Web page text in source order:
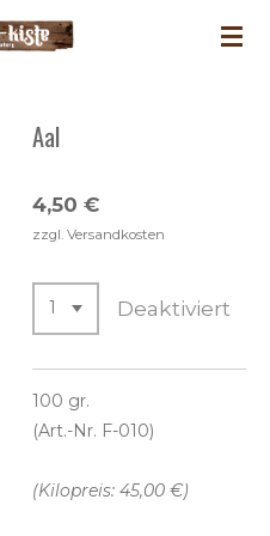
Aal
4,50 €
zzgl. Versandkosten
Deaktiviert
100 gr.
(Art.-Nr. F-010)
(Kilopreis: 45,00 €)